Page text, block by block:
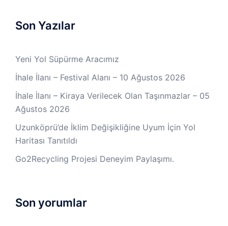
Son Yazılar
Yeni Yol Süpürme Aracımız
İhale İlanı – Festival Alanı – 10 Ağustos 2026
İhale İlanı – Kiraya Verilecek Olan Taşınmazlar – 05
Ağustos 2026
Uzunköprü’de İklim Değişikliğine Uyum İçin Yol
Haritası Tanıtıldı
Go2Recycling Projesi Deneyim Paylaşımı.
Son yorumlar